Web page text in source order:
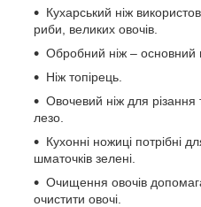
Кухарський ніж
риби, великих овочів.
Обробний ніж – основний
Ніж топірець.
Овочевий ніж для
лезо.
Кухонні ножиці потрібні
шматочків зелені.
Очищення овочів
очистити овочі.